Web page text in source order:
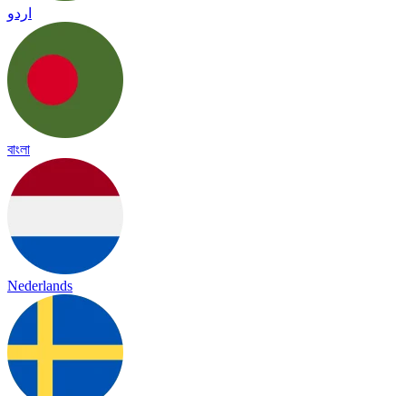
اردو
বাংলা
Nederlands